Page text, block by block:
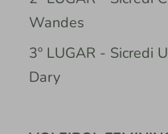
Wandes
3º LUGAR - Sicredi
Dary